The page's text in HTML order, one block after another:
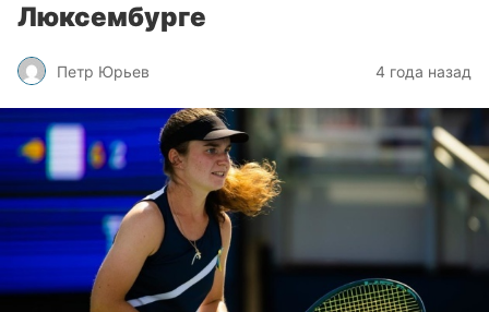
Люксембурге
Петр Юрьев 4 года назад